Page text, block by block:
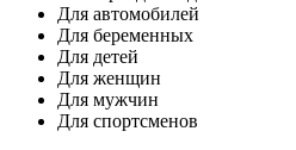
Для автомобилей
Для беременных
Для детей
Для женщин
Для мужчин
Для спортсменов